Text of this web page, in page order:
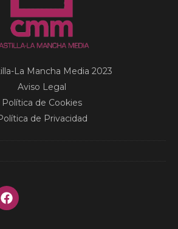
La Mancha Media 2023
Aviso Legal
Política de Cookies
de Privacidad
Facebook